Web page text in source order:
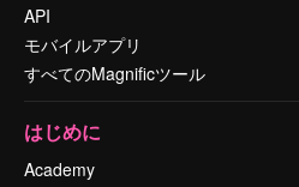
API
モバイルアプリ
すべてのMagnificツール
はじめに
Academy